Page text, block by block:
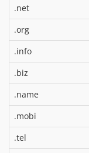
.net
.org
.info
.biz
.name
.mobi
.tel